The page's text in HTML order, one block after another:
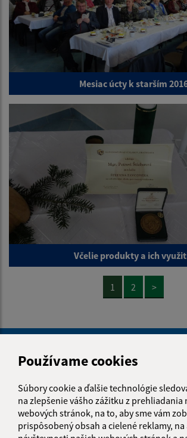
Používame cookies
Súbory cookie a ďalšie technológie
na zlepšenie vášho zážitku z prehliadania
webových stránok, na to, aby sme vám
prispôsobený obsah a cielené reklamy, na
Mesiac úcty k starším
Včelie produkty a ich
1 2 >
Našli ste na stránke chybu?
Napíšte nám:
Meno (povinné)